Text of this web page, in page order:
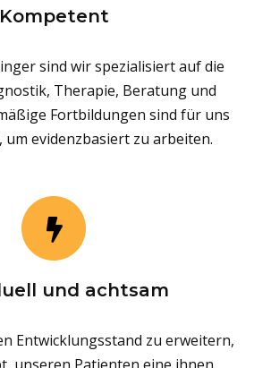
Kompetent
sind wir spezialisiert auf die
Therapie, Beratung und
Fortbildungen sind für uns
um evidenzbasiert zu arbeiten.
und achtsam
Entwicklungsstand zu erweitern,